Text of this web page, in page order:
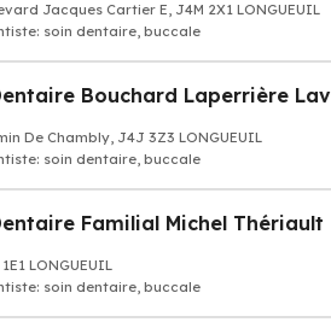
Jacques Cartier E, J4M 2X1 LONGUEUIL
soin dentaire, buccale
De Chambly, J4J 3Z3 LONGUEUIL
soin dentaire, buccale
Familial Michel Thériault
LONGUEUIL
soin dentaire, buccale